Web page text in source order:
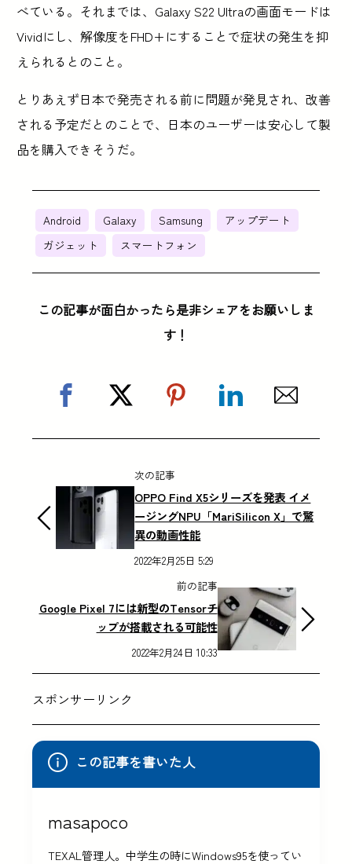
べている。それまでは、Galaxy S22 Ultraの画面モードは
Vividにし、解像度をFHD+にすることで症状の発生を抑
えられるとのこと。
とりあえず日本で発売される前に問題が発見され、改善
される予定だとのことで、日本のユーザーは安心して製
品を購入できそうだ。
Android Galaxy Samsung
アップデート
ガジェット
スマートフォン
この記事が面白かったら是非シェアをお願いしま
す！
次の記事
OPPO Find X5シリーズを発表 イメ
ージングNPU「MariSilicon X」で驚
異の動画性能
2022年2月25日 5:29
前の記事
Google Pixel 7には新型のTensorチ
ップが搭載される可能性
2022年2月24日 10:33
スポンサーリンク
この記事を書いた人
masapoco
TEXAL管理人。中学生の時にWindows95を使ってい